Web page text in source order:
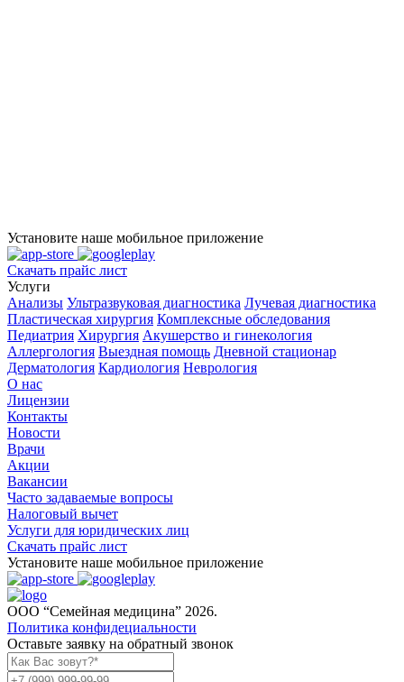
Установите наше мобильное приложение
Скачать прайс лист
Услуги
Анализы Ультразвуковая диагностика Лучевая диагностика
Пластическая хирургия Комплексные обследования
Педиатрия Хирургия Акушерство и гинекология
Аллергология Выездная помощь Дневной стационар
Дерматология Кардиология Неврология
О нас
Лицензии
Контакты
Новости
Врачи
Акции
Вакансии
Часто задаваемые вопросы
Налоговый вычет
Услуги для юридических лиц
Скачать прайс лист
Установите наше мобильное приложение
ООО “Семейная медицина” 2026.
Политика конфидециальности
Оставьте заявку на обратный звонок